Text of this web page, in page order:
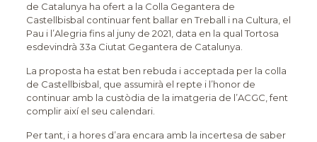
de Catalunya ha ofert a la Colla Gegantera de
Castellbisbal continuar fent ballar en Treball i na Cultura, el
Pau i l’Alegria fins al juny de 2021, data en la qual Tortosa
esdevindrà 33a Ciutat Gegantera de Catalunya.
La proposta ha estat ben rebuda i acceptada per la colla
de Castellbisbal, que assumirà el repte i l’honor de
continuar amb la custòdia de la imatgeria de l’ACGC, fent
complir així el seu calendari.
Per tant, i a hores d’ara encara amb la incertesa de saber